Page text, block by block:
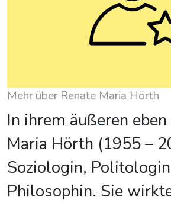
Mehr über Renate Maria Hörth
In ihrem äußeren
Maria Hörth (1955 –
Soziologin,
Philosophin. Sie